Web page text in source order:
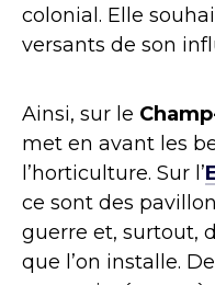
colonial. Elle
versants de son
Ainsi, sur le
met en avant les
l’horticulture. Sur l’
ce sont des
guerre et, surtout,
que l’on installe.